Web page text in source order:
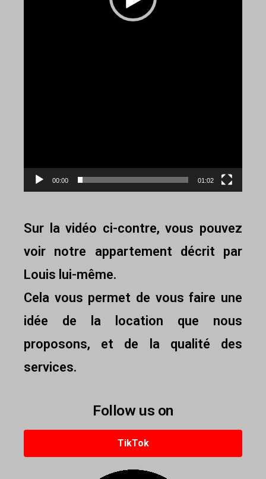
00:00 01:02
Sur la vidéo ci-contre, vous pouvez
voir notre appartement décrit par
Louis lui-même.
Cela vous permet de vous faire une
idée de la location que nous
proposons, et de la qualité des
services.
Follow us on
TikTok